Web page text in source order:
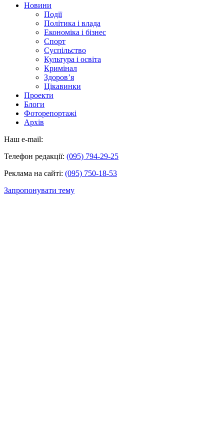
Новини
Події
Політика і влада
Економіка і бізнес
Спорт
Суспільство
Культура і освіта
Кримінал
Здоров’я
Цікавинки
Проекти
Блоги
Фоторепортажі
Архів
Наш e-mail:
Телефон редакції: (095) 794-29-25
Реклама на сайті: (095) 750-18-53
Запропонувати тему